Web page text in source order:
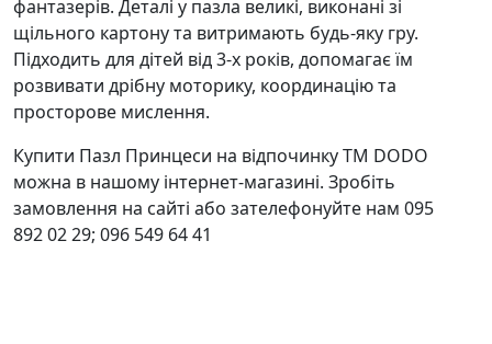
фантазерів. Деталі у пазла великі, виконані зі
щільного картону та витримають будь-яку гру.
Підходить для дітей від 3-х років, допомагає їм
розвивати дрібну моторику, координацію та
просторове мислення.
Купити Пазл Принцеси на відпочинку ТМ DODO
можна в нашому інтернет-магазині. Зробіть
замовлення на сайті або зателефонуйте нам 095
892 02 29; 096 549 64 41